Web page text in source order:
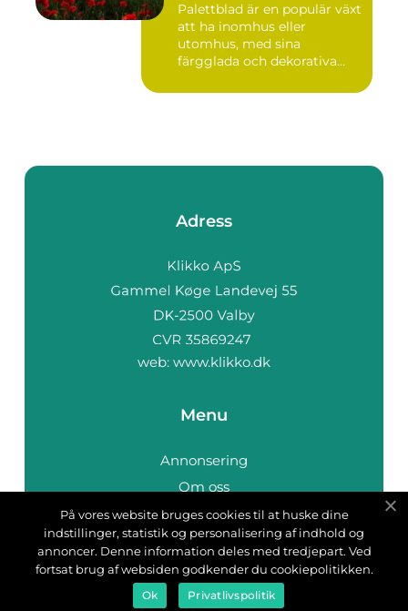
Palettblad är en populär växt
att ha inomhus eller
utomhus, med sina
färgglada och dekorativa
Adress
web: www.klikko.dk
Menu
Annonsering
Om oss
Cookies
Kontakta oss
Sitemap
På vores website bruges cookies til at huske dine
indstillinger, statistik og personalisering af indhold og
annoncer. Denne information deles med tredjepart. Ved
fortsat brug af websiden godkender du cookiepolitikken.
Ok Privatlivspolitik